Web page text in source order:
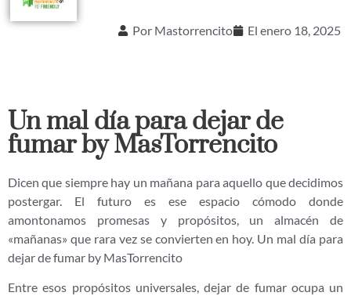
Por Mastorrencito El enero 18, 2025
Un mal día para dejar de
fumar by MasTorrencito
Dicen que siempre hay un mañana para aquello que decidimos
postergar. El futuro es ese espacio cómodo donde
amontonamos promesas y propósitos, un almacén de
«mañanas» que rara vez se convierten en hoy. Un mal día para
dejar de fumar by MasTorrencito
Entre esos propósitos universales, dejar de fumar ocupa un